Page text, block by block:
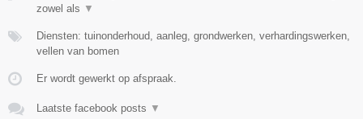
zowel als ▼
Diensten: tuinonderhoud, aanleg, grondwerken, verhardingswerken,
vellen van bomen
Er wordt gewerkt op afspraak.
Laatste facebook posts ▼